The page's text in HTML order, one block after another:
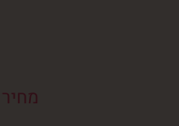
מחיר של מיטת